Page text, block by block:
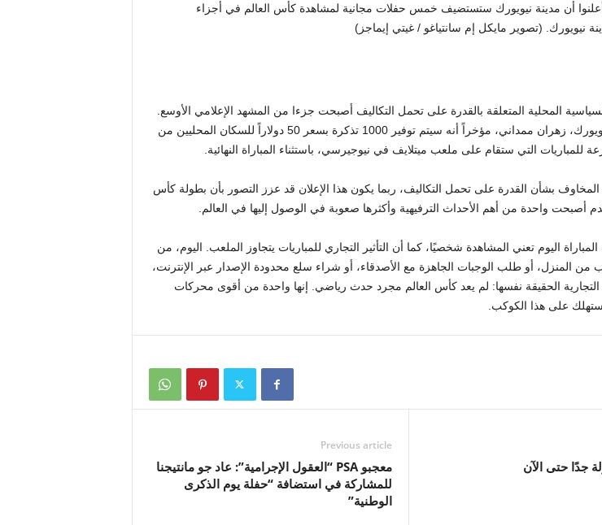
أن مدينة نيويورك ستستضيف خمس حفلات مجانية لمشاهدة كأس العالم في أجزاء
نيويورك. (تصوير مايكل إم سانتياغو / غيتي إيماجز)
المحلية المتعلقة بالقدرة على تحمل التكاليف أصبحت جزءا من المشهد الإعلامي الأوسع.
وأعلن عمدة نيويورك، زهران ممداني، مؤخراً أنه سيتم توفير 1000 تذكرة بسعر 50 دولاراً للسكان المحليين من
للمباريات التي ستقام على ملعب ميتلايف في نيوجيرسي، باستثناء المباراة النهائية.
المخاوف بشأن القدرة على تحمل التكاليف، ربما يكون هذا الإعلان قد عزز التصور بأن بطولة كأس
أصبحت واحدة من أهم الأحداث الترفيهية وأكثرها صعوبة في الوصول إليها في العالم.
اليوم تعني المشاهدة شخصيًا، كما أن التأثير التجاري للمباريات يتجاوز الملعب. اليوم، من
من المنزل، أو طلب الوجبات الجاهزة مع الأصدقاء، أو شراء سلع محدودة الإصدار عبر الإنترنت،
التجارية الحقيقة نفسها: لم يعد كأس العالم مجرد حدث رياضي. إنها واحدة من أقوى محركات
على هذا الكوكب.
Previous article
معجبو PSA “العقول الإجرامية”: عاد جو مانتيجنا
للمشاركة في استضافة “حفلة يوم الذكرى
الوطنية”
جدًا حتى الآن